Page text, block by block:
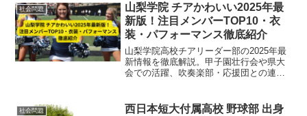
社会問題
山梨学院 チアかわいい2025年最
新版！注目メンバーTOP10・衣
装・パフォーマンス徹底紹介
山梨学院高校チアリーダー部の2025年最
新情報を徹底解説。甲子園壮行会や県大
会での活躍、吹奏楽部・応援団との連
社会問題
西日本短大付属高校 野球部 出身